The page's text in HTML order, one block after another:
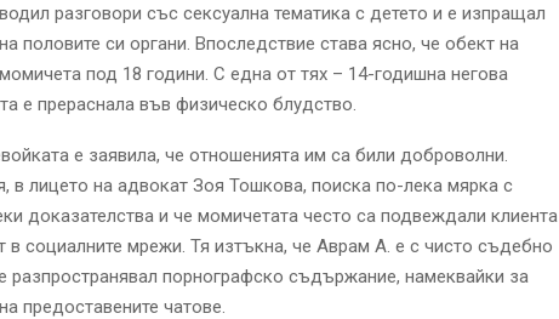
разговори със сексуална тематика с детето и е изпращал
половите си органи. Впоследствие става ясно, че обект на
под 18 години. С една от тях – 14-годишна негова
е прераснала във физическо блудство.
е заявила, че отношенията им са били доброволни.
в лицето на адвокат Зоя Тошкова, поиска по-лека мярка с
доказателства и че момичетата често са подвеждали клиента
в социалните мрежи. Тя изтъкна, че Аврам А. е с чисто съдебно
разпространявал порнографско съдържание, намеквайки за
предоставените чатове.